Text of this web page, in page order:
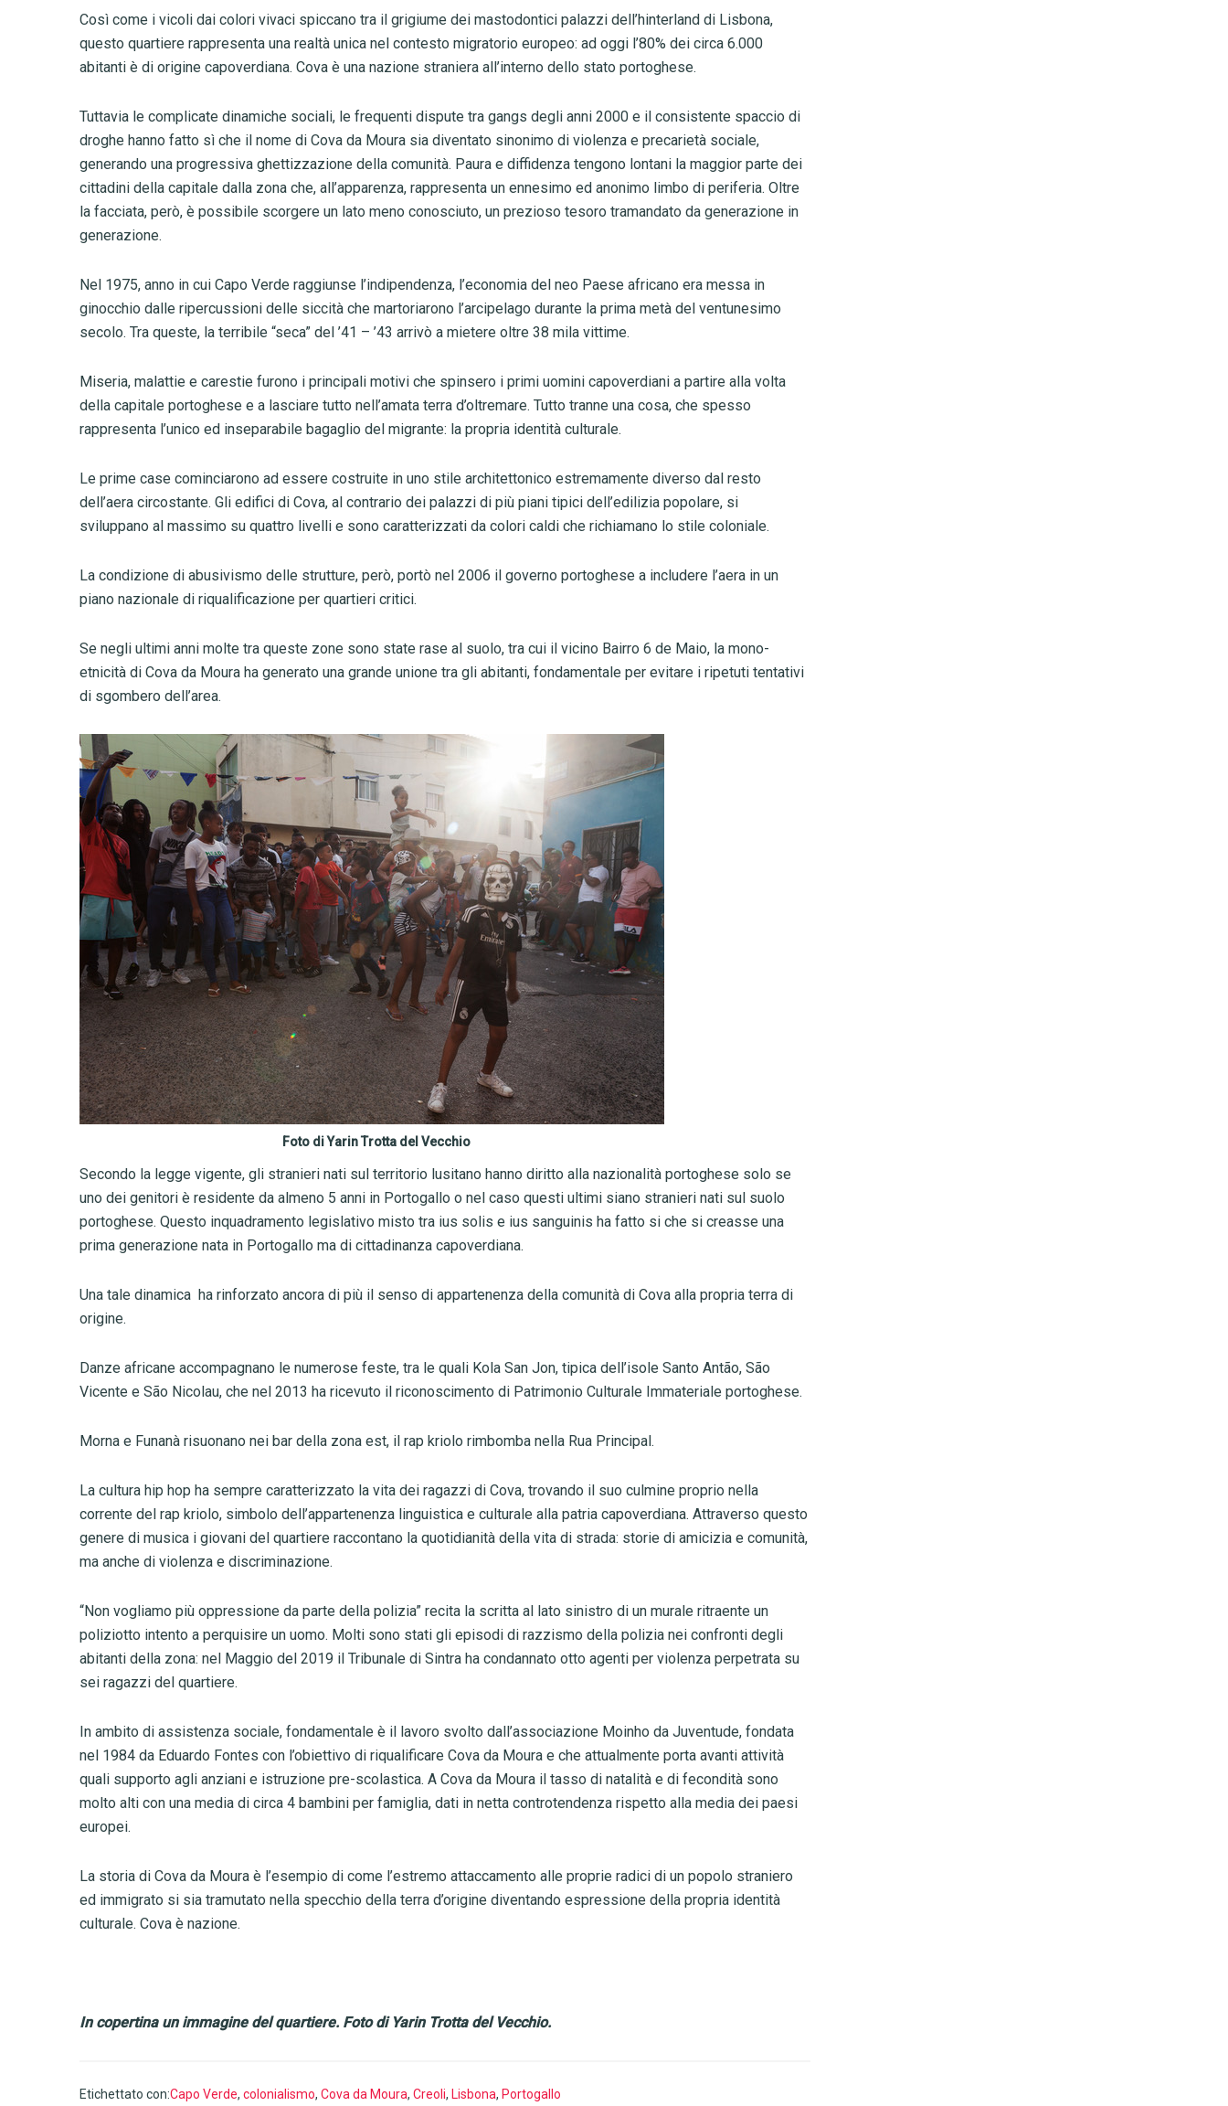
Così come i vicoli dai colori vivaci spiccano tra il grigiume dei mastodontici palazzi dell’hinterland di Lisbona,
questo quartiere rappresenta una realtà unica nel contesto migratorio europeo: ad oggi l’80% dei circa 6.000
abitanti è di origine capoverdiana. Cova è una nazione straniera all’interno dello stato portoghese.
Tuttavia le complicate dinamiche sociali, le frequenti dispute tra gangs degli anni 2000 e il consistente spaccio di
droghe hanno fatto sì che il nome di Cova da Moura sia diventato sinonimo di violenza e precarietà sociale,
generando una progressiva ghettizzazione della comunità. Paura e diffidenza tengono lontani la maggior parte dei
cittadini della capitale dalla zona che, all’apparenza, rappresenta un ennesimo ed anonimo limbo di periferia. Oltre
la facciata, però, è possibile scorgere un lato meno conosciuto, un prezioso tesoro tramandato da generazione in
generazione.
Nel 1975, anno in cui Capo Verde raggiunse l’indipendenza, l’economia del neo Paese africano era messa in
ginocchio dalle ripercussioni delle siccità che martoriarono l’arcipelago durante la prima metà del ventunesimo
secolo. Tra queste, la terribile “seca” del ’41 – ’43 arrivò a mietere oltre 38 mila vittime.
Miseria, malattie e carestie furono i principali motivi che spinsero i primi uomini capoverdiani a partire alla volta
della capitale portoghese e a lasciare tutto nell’amata terra d’oltremare. Tutto tranne una cosa, che spesso
rappresenta l’unico ed inseparabile bagaglio del migrante: la propria identità culturale.
Le prime case cominciarono ad essere costruite in uno stile architettonico estremamente diverso dal resto
dell’aera circostante. Gli edifici di Cova, al contrario dei palazzi di più piani tipici dell’edilizia popolare, si
sviluppano al massimo su quattro livelli e sono caratterizzati da colori caldi che richiamano lo stile coloniale.
La condizione di abusivismo delle strutture, però, portò nel 2006 il governo portoghese a includere l’aera in un
piano nazionale di riqualificazione per quartieri critici.
Se negli ultimi anni molte tra queste zone sono state rase al suolo, tra cui il vicino Bairro 6 de Maio, la mono-
etnicità di Cova da Moura ha generato una grande unione tra gli abitanti, fondamentale per evitare i ripetuti tentativi
di sgombero dell’area.
Foto di Yarin Trotta del Vecchio
Secondo la legge vigente, gli stranieri nati sul territorio lusitano hanno diritto alla nazionalità portoghese solo se
uno dei genitori è residente da almeno 5 anni in Portogallo o nel caso questi ultimi siano stranieri nati sul suolo
portoghese. Questo inquadramento legislativo misto tra ius solis e ius sanguinis ha fatto si che si creasse una
prima generazione nata in Portogallo ma di cittadinanza capoverdiana.
Una tale dinamica ha rinforzato ancora di più il senso di appartenenza della comunità di Cova alla propria terra di
origine.
Danze africane accompagnano le numerose feste, tra le quali Kola San Jon, tipica dell’isole Santo Antão, São
Vicente e São Nicolau, che nel 2013 ha ricevuto il riconoscimento di Patrimonio Culturale Immateriale portoghese.
Morna e Funanà risuonano nei bar della zona est, il rap kriolo rimbomba nella Rua Principal.
La cultura hip hop ha sempre caratterizzato la vita dei ragazzi di Cova, trovando il suo culmine proprio nella
corrente del rap kriolo, simbolo dell’appartenenza linguistica e culturale alla patria capoverdiana. Attraverso questo
genere di musica i giovani del quartiere raccontano la quotidianità della vita di strada: storie di amicizia e comunità,
ma anche di violenza e discriminazione.
“Non vogliamo più oppressione da parte della polizia” recita la scritta al lato sinistro di un murale ritraente un
poliziotto intento a perquisire un uomo. Molti sono stati gli episodi di razzismo della polizia nei confronti degli
abitanti della zona: nel Maggio del 2019 il Tribunale di Sintra ha condannato otto agenti per violenza perpetrata su
sei ragazzi del quartiere.
In ambito di assistenza sociale, fondamentale è il lavoro svolto dall’associazione Moinho da Juventude, fondata
nel 1984 da Eduardo Fontes con l’obiettivo di riqualificare Cova da Moura e che attualmente porta avanti attività
quali supporto agli anziani e istruzione pre-scolastica. A Cova da Moura il tasso di natalità e di fecondità sono
molto alti con una media di circa 4 bambini per famiglia, dati in netta controtendenza rispetto alla media dei paesi
europei.
La storia di Cova da Moura è l’esempio di come l’estremo attaccamento alle proprie radici di un popolo straniero
ed immigrato si sia tramutato nella specchio della terra d’origine diventando espressione della propria identità
culturale. Cova è nazione.
In copertina un immagine del quartiere. Foto di Yarin Trotta del Vecchio.
Etichettato con:Capo Verde, colonialismo, Cova da Moura, Creoli, Lisbona, Portogallo